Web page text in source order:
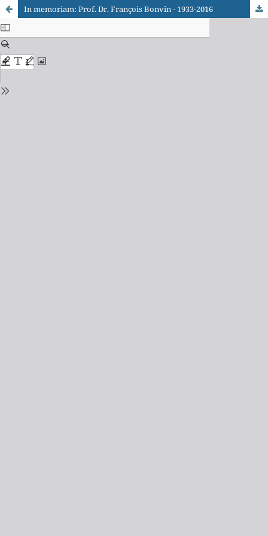
In memoriam: Prof. Dr. François Bonvin - 1933-2016